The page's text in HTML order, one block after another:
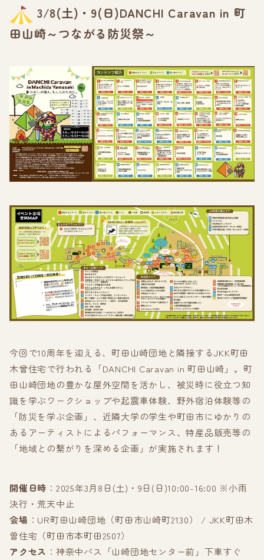
3/8(土)・9(日)DANCHI Caravan in 町
田山崎～つながる防災祭～
今回で10周年を迎える、町田山崎団地と隣接するJKK町田
木曾住宅で行われる「DANCHI Caravan in 町田山崎」。町
田山崎団地の豊かな屋外空間を活かし、被災時に役立つ知
識を学ぶワークショップや起震車体験、野外宿泊体験等の
「防災を学ぶ企画」、近隣大学の学生や町田市にゆかりの
あるアーティストによるパフォーマンス、特産品販売等の
「地域との繋がりを深める企画」が実施されます！
開催日時 ：2025年3月8日(土)・9日(日)10:00-16:00 ※小雨
決行・荒天中止
会場 ：UR町田山崎団地（町田市山崎町2130） / JKK町田木
曽住宅（町田市本町田2507）
アクセス ：神奈中バス「山崎団地センター前」下車すぐ